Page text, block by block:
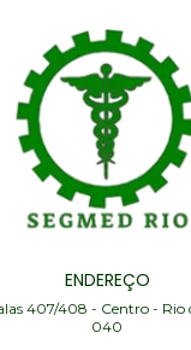
ENDEREÇO
407/408 - Centro -
040